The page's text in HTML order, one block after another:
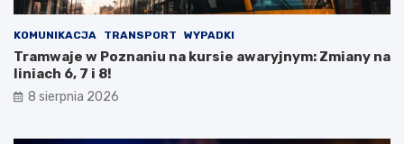
r
e
t
y
T
i
R
p
KOMUNIKACJA TRANSPORT WYPADKI
Tramwaje w Poznaniu na kursie awaryjnym: Zmiany na
liniach 6, 7 i 8!
8 sierpnia 2026